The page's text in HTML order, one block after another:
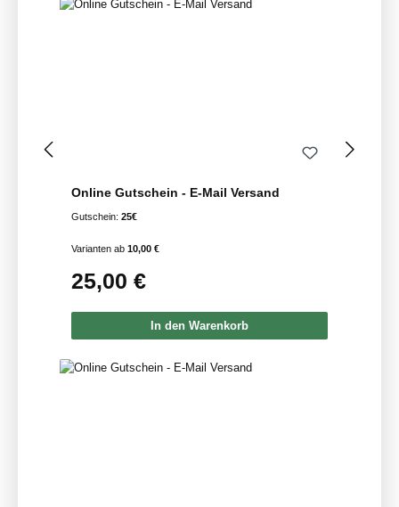
Online Gutschein - E-Mail Versand
Gutschein: 25€
Varianten ab10,00 €
Regulärer Preis:
25,00 €
In den Warenkorb